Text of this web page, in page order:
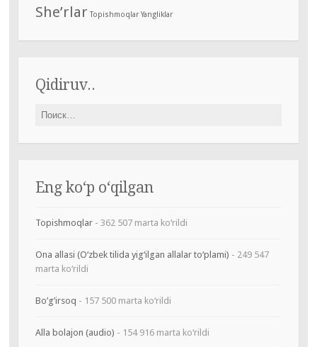
She’rlar Topishmoqlar Yangliklar
Qidiruv..
Найти:
Eng ko‘p o‘qilgan
Topishmoqlar- 362 507 marta ko‘rildi
Ona allasi (O‘zbek tilida yig‘ilgan allalar to‘plami) - 249 547
marta ko‘rildi
Bo’g’irsoq - 157 500 marta ko‘rildi
Alla bolajon (audio) - 154 916 marta ko‘rildi